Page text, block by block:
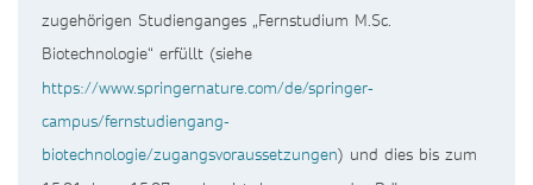
zugehörigen Studienganges „Fernstudium M.Sc.
Biotechnologie“ erfüllt (siehe
https://www.springernature.com/de/springer-
campus/fernstudiengang-
biotechnologie/zugangsvoraussetzungen) und dies bis zum